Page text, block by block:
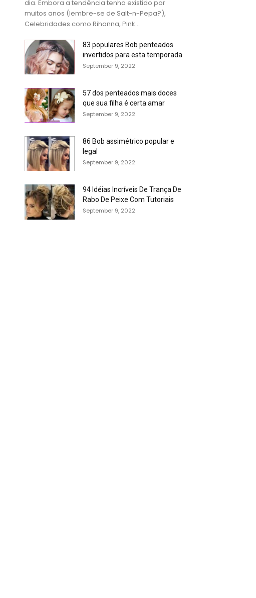
dia. Embora a tendência tenha existido por
muitos anos (lembre-se de Salt-n-Pepa?),
Celebridades como Rihanna, Pink...
83 populares Bob penteados
invertidos para esta temporada
September 9, 2022
57 dos penteados mais doces
que sua filha é certa amar
September 9, 2022
86 Bob assimétrico popular e
legal
September 9, 2022
94 Idéias Incríveis De Trança De
Rabo De Peixe Com Tutoriais
September 9, 2022